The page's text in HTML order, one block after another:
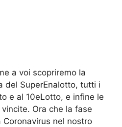
a voi scopriremo la
del SuperEnalotto, tutti i
e al 10eLotto, e infine le
Ora che la fase
Coronavirus nel nostro